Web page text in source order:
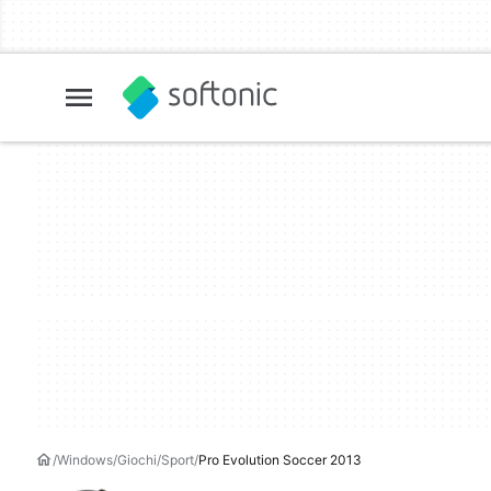
Windows Giochi Sport Pro Evolution Soccer 2013